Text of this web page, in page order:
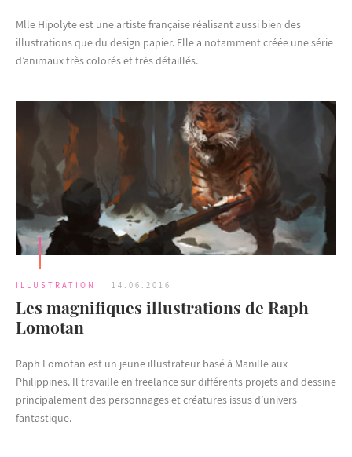
Mlle Hipolyte est une artiste française réalisant aussi bien des
illustrations que du design papier. Elle a notamment créée une série
d’animaux très colorés et très détaillés.
ILLUSTRATION 14.06.2016
Les magnifiques illustrations de Raph
Lomotan
Raph Lomotan est un jeune illustrateur basé à Manille aux
Philippines. Il travaille en freelance sur différents projets and dessine
principalement des personnages et créatures issus d’univers
fantastique.